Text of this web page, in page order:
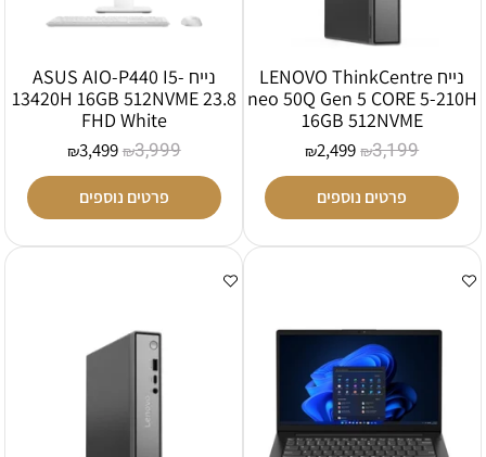
נייח LENOVO ThinkCentre
neo 50Q Gen 5 CORE 5-210H
16GB 512NVME
₪3,199
₪2,499
פרטים נוספים
נייח ASUS AIO-P440 I5-
13420H 16GB 512NVME 23.8
FHD White
₪3,999
₪3,499
פרטים נוספים